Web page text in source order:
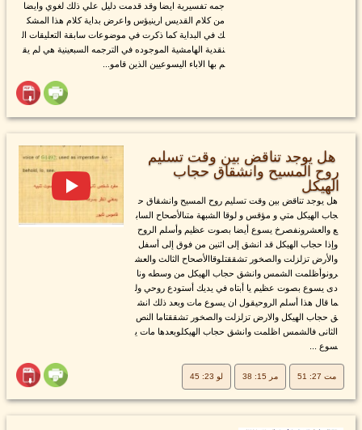
جمه تفسيرية ايضا وقد قدمت دليل علي ذلك لغوي وايضا
من كلام القديس ارينيؤس واعرض بداية كلام هذا المشك
ك في البداية كما ذكرت في موضوعات سابقة التعليقات ال
نقدية الهامشية الموجوده في الترجمه السبعينية هي لم يق
م بها الاباء اليسوعيين الذين قامو...
هل يوجد تناقض بين وقت تسليم
روح المسيح وانشقاق حجاب
الهيكل
هل يوجد تناقض بين وقت تسليم روح المسيح وانشقاق ح
جاب الهيكل متي و مؤقس و لوقا الشبهة متىالأصحاح الساب
ع والعشرونفصرخ يسوع أيضا بصوت عظيم وأسلم الروح
وإذا حجاب الهيكل قد انشق إلى اثنين من فوق إلى أسفل
والأرض تزلزلت والصخور تشققتلوقاالأصحاح الثالث والعش
رونوأظلمت الشمس وانشق حجاب الهيكل من وسطه ونا
دى يسوع بصوت عظيم يا أبتاه في يديك أستودع روحي ول
ما قال هذا أسلم الروحيقول ان يسوع مات وبعد ذلك انش
ق حجاب الهيكل والارض تزلزلت والصخور تشققتاما النص
الثانى فالشمس اظلمت وانشق حجاب الهيكلوبعدها مات ي
سوع ...
مت 27: 51 مر 15: 38 لو 23: 45